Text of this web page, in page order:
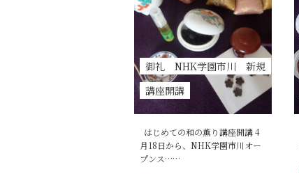
御礼 NHK学園市川 新規
講座開講
はじめての和の薫り講座開講 4
月18日から、NHK学園市川オー
プンス……